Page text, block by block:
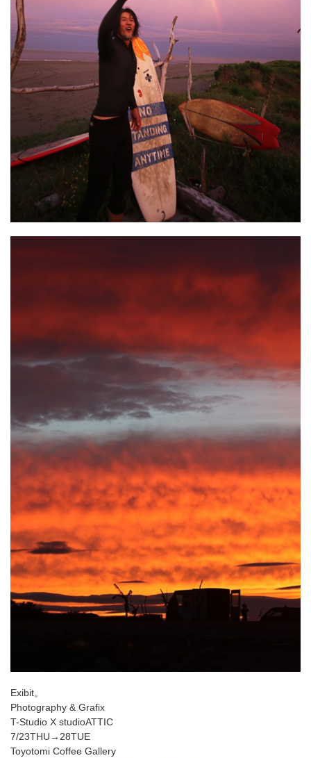
Exibit。
Photography & Grafix
T-Studio X studioATTIC
7/23THU→28TUE
Toyotomi Coffee Gallery